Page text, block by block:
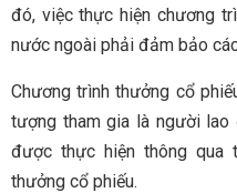
đó, việc thực hiện chương
nước ngoài phải đảm bảo
Chương trình thưởng cổ
tượng tham gia là người
được thực hiện thông qua
thưởng cổ phiếu.